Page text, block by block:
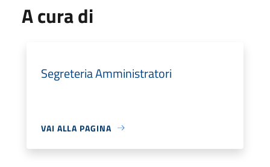
A cura di
Segreteria Amministratori
VAI ALLA PAGINA